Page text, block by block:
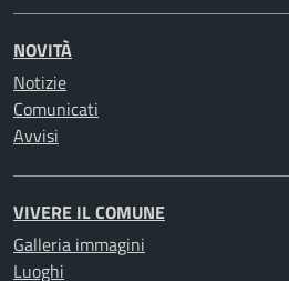
NOVITÀ
Notizie
Comunicati
Avvisi
VIVERE IL COMUNE
Galleria immagini
Luoghi